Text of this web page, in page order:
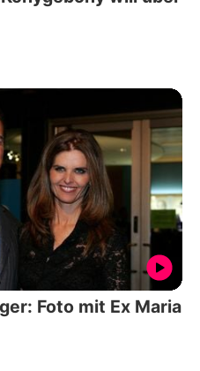
Foto mit Ex Maria